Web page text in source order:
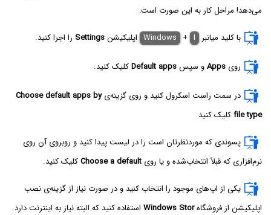
می‌دهد! مراحل کار به این صورت است:
با کلید میانبر Windows + I اپلیکیشنSettings را اجرا کنید.
روی Appsو سپسDefault appsکلیک کنید.
در سمت راست اسکرول کنید و روی گزینه‌یChoose default apps by
file typeکلیک کنید.
پسوندی که موردنظرتان است را در لیست پیدا کنید و روبروی آن روی
نرم‌افزاری که قبلاً انتخاب‌شده و یا روی Choose a defaultکلیک کنید.
یکی از اپ‌های موجود را انتخاب کنید و در صورت نیاز از گزینه‌ی نصب
اپلیکیشن از فروشگاهWindows Stor استفاده کنید که البته نیاز به اینترنت دارد.